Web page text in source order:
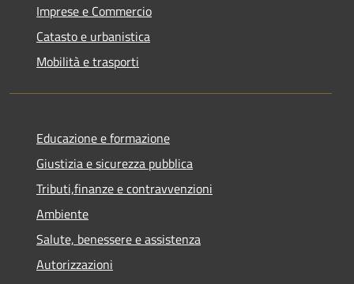
Imprese e Commercio
Catasto e urbanistica
Mobilità e trasporti
Educazione e formazione
Giustizia e sicurezza pubblica
Tributi,finanze e contravvenzioni
Ambiente
Salute, benessere e assistenza
Autorizzazioni